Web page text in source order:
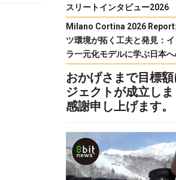
スリートインタビュー2026
Milano Cortina 2026
ツ環境が拓く工夫と発見：
ラ一元化モデルに学ぶ日本
おかげさまで目標
ジェクトが成立し
感謝申し上げます。